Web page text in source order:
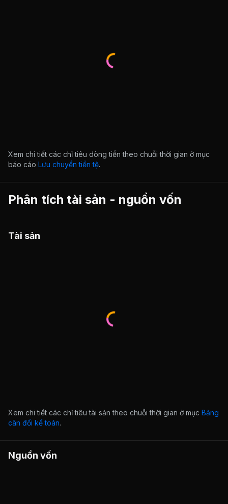
Xem chi tiết các chỉ tiêu dòng tiền theo chuỗi thời gian ở mục
báo cáo Lưu chuyển tiền tệ.
Phân tích tài sản - nguồn vốn
Tài sản
Xem chi tiết các chỉ tiêu tài sản theo chuỗi thời gian ở mục Bảng
cân đối kế toán.
Nguồn vốn